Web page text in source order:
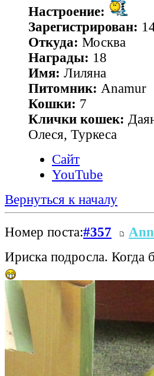
Настроение:
Зарегистрирован:
Откуда: Москва
Награды: 18
Имя: Лиляна
Питомник: Anamur
Кошки: 7
Клички кошек:
Олеся, Туркеса
Сайт
YouTube
Вернуться к началу
Номер поста:#357
Ириска подросла. Когда